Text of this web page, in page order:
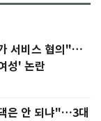
서비스 협의"…
성' 논란
은 안 되냐"…3대